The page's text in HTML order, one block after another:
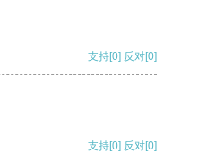
支持[0] 反对[0]
支持[0] 反对[0]